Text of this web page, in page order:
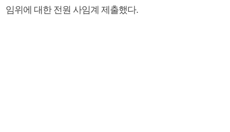
임위에 대한 전원 사임계 제출했다.